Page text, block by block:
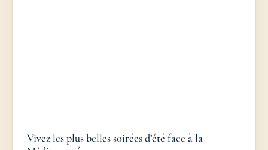
Vivez les plus belles soirées d’été face à la